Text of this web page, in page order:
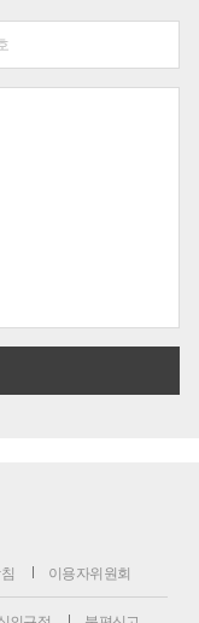
이용자위원회